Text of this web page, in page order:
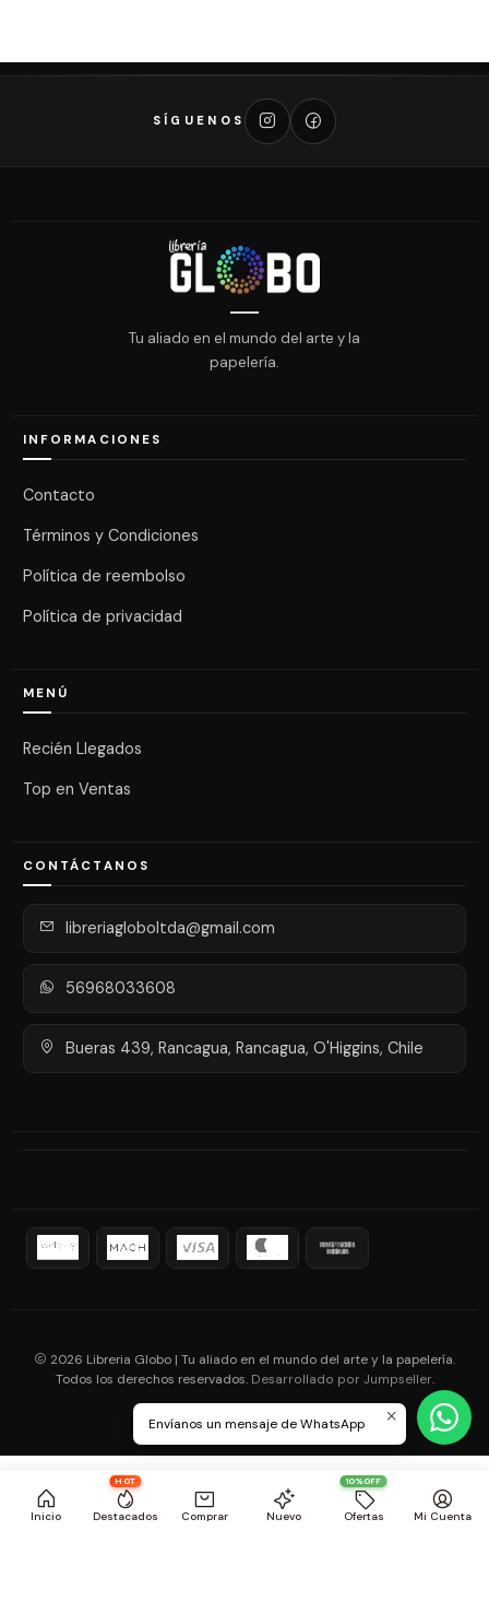
Inicio
HOT
Destacados Comprar Nuevo
10%OFF
Ofertas Mi Cuenta
SÍGUENOS
Tu aliado en el mundo del arte y la
papelería.
INFORMACIONES
Contacto
Términos y Condiciones
Política de reembolso
Política de privacidad
MENÚ
Recién Llegados
Top en Ventas
CONTÁCTANOS
libreriagloboltda@gmail.com
56968033608
Bueras 439, Rancagua, Rancagua, O'Higgins, Chile
2026 Libreria Globo | Tu aliado en el mundo del arte y la papelería.
Todos los derechos reservados. Desarrollado por Jumpseller.
Envíanos un mensaje de WhatsApp